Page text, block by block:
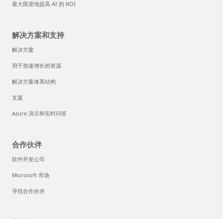
最大限度地提高 AI 的 ROI
解决方案和支持
解决方案
用于加速增长的资源
解决方案体系结构
支援
Azure 演示和实时问答
合作伙伴
软件开发公司
Microsoft 市场
寻找合作伙伴